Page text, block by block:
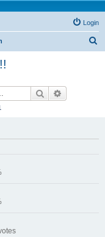
Login
Search